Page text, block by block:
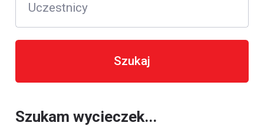
Uczestnicy
Szukaj
Szukam wycieczek...